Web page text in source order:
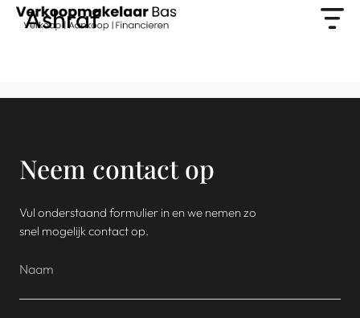
Ashraf
Neem contact op
Vul onderstaand formulier in en we nemen zo
snel mogelijk contact op.